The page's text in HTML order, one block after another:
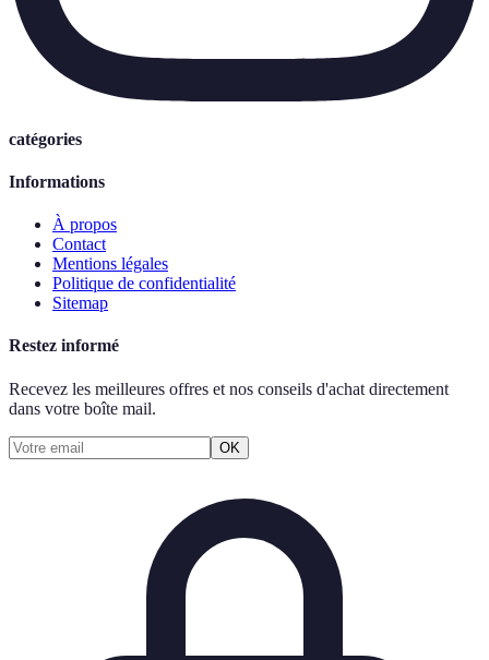
catégories
Informations
À propos
Contact
Mentions légales
Politique de confidentialité
Sitemap
Restez informé
Recevez les meilleures offres et nos conseils d'achat directement
dans votre boîte mail.
OK